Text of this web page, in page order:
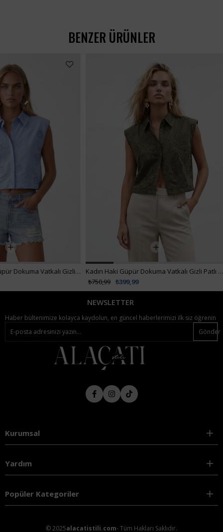
BENZER ÜRÜNLER
Kadın Haki Güpür Dokuma Vatkalı Gizli Patlı Premium Gömlek Alc-767-001
₺879,99
NEWSLETTER
Haber bültenimize kolayca kaydolun, en güncel haberlerimizi ilk siz öğrenin
Gönder
Kurumsal
Yardım
Popüler Kategoriler
© 2025alacatistili.com- Tüm Hakları Saklıdır.